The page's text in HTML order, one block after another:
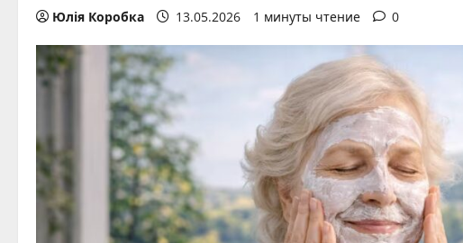
Юлія Коробка 13.05.2026 1 минуты чтение 0